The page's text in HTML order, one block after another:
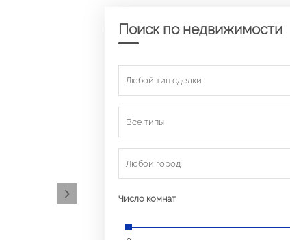
Поиск по недвижимости
Любой тип сделки
Все типы
Любой город
Число комнат